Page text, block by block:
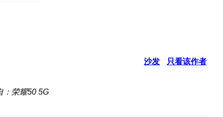
沙发 只看该作者
：荣耀50 5G